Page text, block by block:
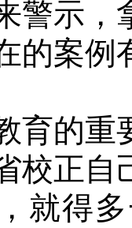
警示，
的案例
的重要
校正自
就得